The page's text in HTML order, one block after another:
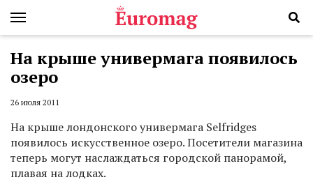
На крыше универмага появилось
озеро
26 июля 2011
На крыше лондонского универмага Selfridges
появилось искусственное озеро. Посетители магазина
теперь могут наслаждаться городской панорамой,
плавая на лодках.